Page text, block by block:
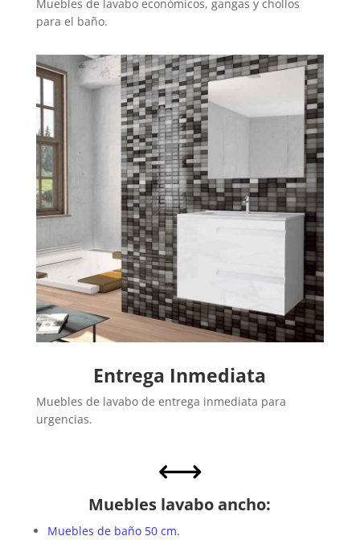
Muebles de lavabo económicos, gangas y chollos
para el baño.
Entrega Inmediata
Muebles de lavabo de entrega inmediata para
urgencias.
,
Muebles lavabo ancho:
Muebles de baño 50 cm.